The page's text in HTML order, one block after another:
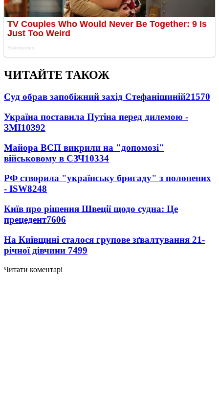
ЧИТАЙТЕ ТАКОЖ
Суд обрав запобіжний захід Стефанішиній21570
Україна поставила Путіна перед дилемою -
ЗМІ10392
Майора ВСП викрили на "допомозі"
військовому в СЗЧ10334
РФ створила "українську бригаду" з полонених
- ISW8248
Київ про рішення Швеції щодо судна: Це
прецедент7606
На Київщині сталося групове зґвалтування 21-
річної дівчини 7499
Читати коментарі